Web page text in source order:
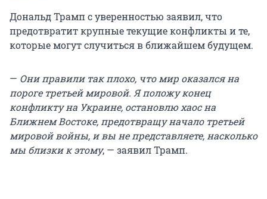
Дональд Трамп с уверенностью заявил, что
предотвратит крупные текущие конфликты и те,
которые могут случиться в ближайшем будущем.
— Они правили так плохо, что мир оказался на
пороге третьей мировой. Я положу конец
конфликту на Украине, остановлю хаос на
Ближнем Востоке, предотвращу начало третьей
мировой войны, и вы не представляете, насколько
мы близки к этому, — заявил Трамп.